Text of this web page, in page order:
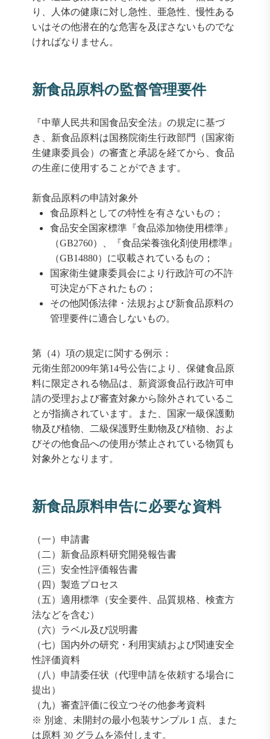
り、人体の健康に対し急性、亜急性、慢性ある
いはその他潜在的な危害を及ぼさないものでな
ければなりません。
新食品原料の監督管理要件
『中華人民共和国食品安全法』の規定に基づ
き、新食品原料は国務院衛生行政部門（国家衛
生健康委員会）の審査と承認を経てから、食品
の生産に使用することができます。
新食品原料の申請対象外
食品原料としての特性を有さないもの；
食品安全国家標準『食品添加物使用標準』
（GB2760）、『食品栄養強化剤使用標準』
（GB14880）に収載されているもの；
国家衛生健康委員会により行政許可の不許
可決定が下されたもの；
その他関係法律・法規および新食品原料の
管理要件に適合しないもの。
第（4）項の規定に関する例示：
元衛生部2009年第14号公告により、保健食品原
料に限定される物品は、新資源食品行政許可申
請の受理および審査対象から除外されているこ
とが指摘されています。また、国家一級保護動
物及び植物、二級保護野生動物及び植物、およ
びその他食品への使用が禁止されている物質も
対象外となります。
新食品原料申告に必要な資料
（一）申請書
（二）新食品原料研究開発報告書
（三）安全性評価報告書
（四）製造プロセス
（五）適用標準（安全要件、品質規格、検査方
法などを含む）
（六）ラベル及び説明書
（七）国内外の研究・利用実績および関連安全
性評価資料
（八）申請委任状（代理申請を依頼する場合に
提出）
（九）審査評価に役立つその他参考資料
※ 別途、未開封の最小包装サンプル 1 点、また
は原料 30 グラムを添付します。